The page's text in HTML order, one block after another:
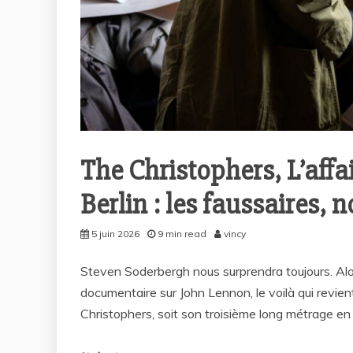
The Christophers,
Berlin : les faussaires,
5 juin 2026 9 min read vincy
Steven Soderbergh nous surprendra toujours.
documentaire sur John Lennon, le voilà qui
Christophers, soit son troisième long métrage